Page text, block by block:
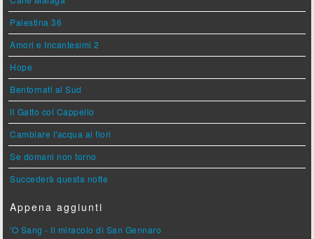
Palestina 36
Amori e Incantesimi 2
Hope
Bentornati al Sud
Il Gatto col Cappello
Cambiare l'acqua ai fiori
Se domani non torno
Succederà questa notte
Appena aggiunti
'O Sang - Il miracolo di San Gennaro